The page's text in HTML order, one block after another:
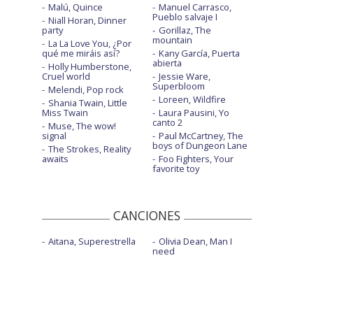
Malú, Quince
Niall Horan, Dinner
party
La La Love You, ¿Por
qué me miráis así?
Holly Humberstone,
Cruel world
Melendi, Pop rock
Shania Twain, Little
Miss Twain
Muse, The wow!
signal
The Strokes, Reality
awaits
Manuel Carrasco,
Pueblo salvaje I
Gorillaz, The
mountain
Kany García, Puerta
abierta
Jessie Ware,
Superbloom
Loreen, Wildfire
Laura Pausini, Yo
canto 2
Paul McCartney, The
boys of Dungeon Lane
Foo Fighters, Your
favorite toy
CANCIONES
Aitana, Superestrella Olivia Dean, Man I
need